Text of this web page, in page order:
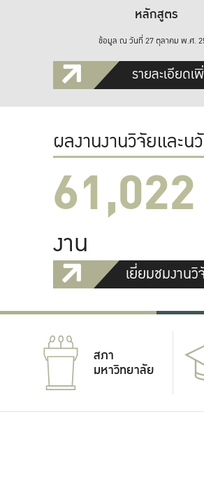
หลักสูตร
ข้อมูล ณ วันที่ 27 ตุลาคม พ.ศ.
รายละเอียดเ
ผลงานงานวิจัยและน
61,022
งาน
เยี่ยมชมงาน
สภา
มหาวิทยาลัย